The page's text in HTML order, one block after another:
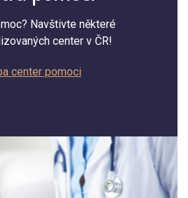
Navštivte některé
center v ČR!
center pomoci